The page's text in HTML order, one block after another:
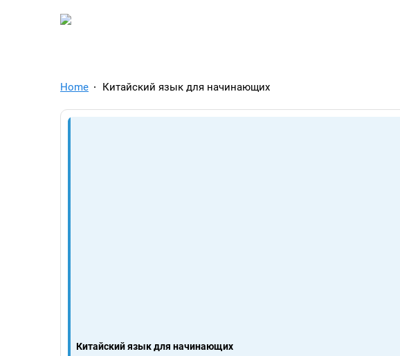
TelegramAds.com — Telegram Ads
Home Китайский язык для начинающих
Китайский язык для начинающих